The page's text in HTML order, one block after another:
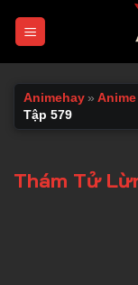
Animehay »
Tập 579
Thám Tử